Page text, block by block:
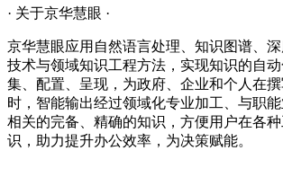
· 关于京华慧眼 ·
京华慧眼应用自然语言处理、知识图谱、
技术与领域知识工程方法，实现知识的自
集、配置、呈现，为政府、企业和个人在
时，智能输出经过领域化专业加工、与职
相关的完备、精确的知识，方便用户在各
识，助力提升办公效率，为决策赋能。